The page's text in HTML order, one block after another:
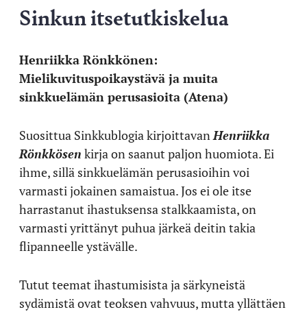
Sinkun itsetutkiskelua
Henriikka Rönkkönen:
Mielikuvituspoikaystävä ja muita
sinkkuelämän perusasioita (Atena)
Suosittua Sinkkublogia kirjoittavan Henriikka
Rönkkösen kirja on saanut paljon huomiota. Ei
ihme, sillä sinkkuelämän perusasioihin voi
varmasti jokainen samaistua. Jos ei ole itse
harrastanut ihastuksensa stalkkaamista, on
varmasti yrittänyt puhua järkeä deitin takia
flipanneelle ystävälle.
Tutut teemat ihastumisista ja särkyneistä
sydämistä ovat teoksen vahvuus, mutta yllättäen